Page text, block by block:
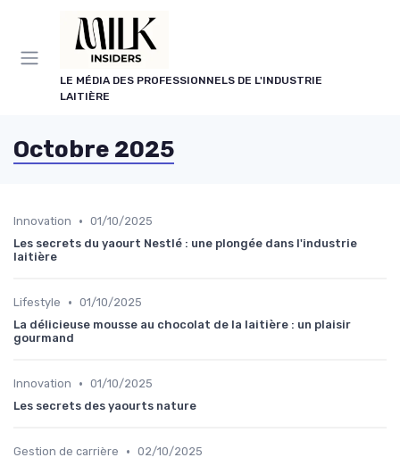
LE MÉDIA DES PROFESSIONNELS DE L'INDUSTRIE
LAITIÈRE
Octobre 2025
Innovation • 01/10/2025
Les secrets du yaourt Nestlé : une plongée dans l'industrie
laitière
Lifestyle • 01/10/2025
La délicieuse mousse au chocolat de la laitière : un plaisir
gourmand
Innovation • 01/10/2025
Les secrets des yaourts nature
Gestion de carrière • 02/10/2025